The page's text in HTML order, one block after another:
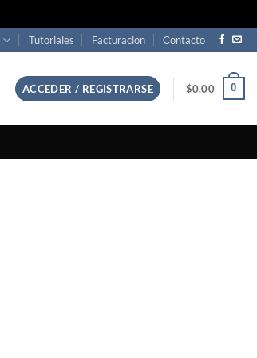
Tutoriales Facturacion Contacto
ACCEDER / REGISTRARSE $0.00 0